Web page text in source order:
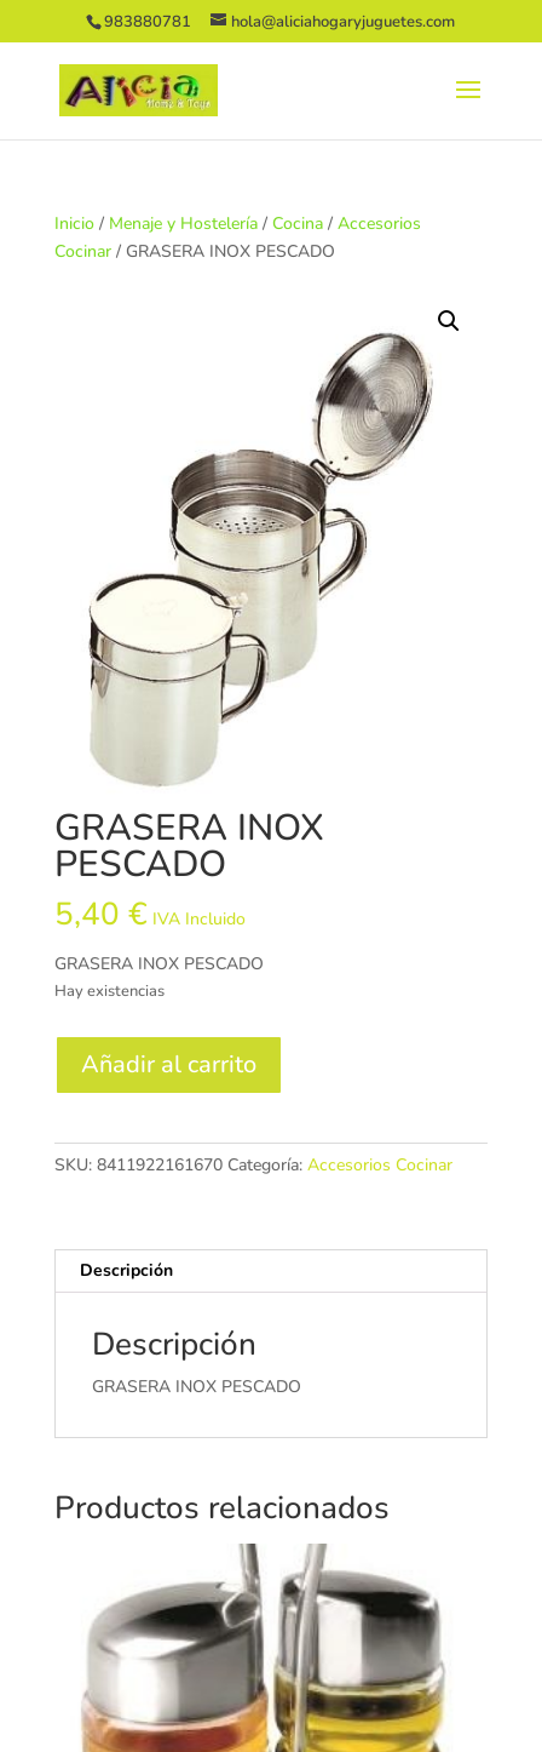
983880781 hola@aliciahogaryjuguetes.com
Inicio/ Menaje y Hostelería/ Cocina/ Accesorios
Cocinar/ GRASERA INOX PESCADO
GRASERA INOX
PESCADO
5,40 € IVA Incluido
GRASERA INOX PESCADO
Hay existencias
INOXAñadir al carrito
SKU: 8411922161670 Categoría: Accesorios Cocinar
Descripción
Descripción
GRASERA INOX PESCADO
Productos relacionados